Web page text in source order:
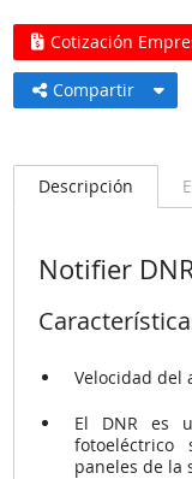
Cotización
Compartir
Descripción
Notifier
Velocidad del
El DNR es
paneles de la